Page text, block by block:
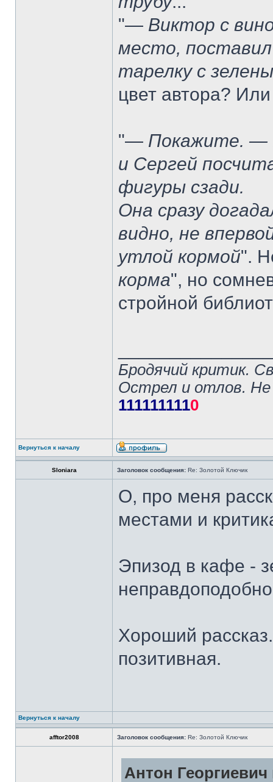
"— Виктор с
место,
тарелку с
цвет автора?
"— Покажите. —
и Сергей
фигуры сзади.
Она сразу
видно, не
утлой кормой".
корма", но
стройной
Бродячий критик.
Острел и отлов. Не
1111111110
Вернуться к началу
Sloniara Заголовок сообщения: Re: Золотой Ключик
О, про меня
местами и
Эпизод в кафе -
Хороший
позитивная.
Вернуться к началу
afftor2008 Заголовок сообщения: Re: Золотой Ключик
Антон Георгиевич